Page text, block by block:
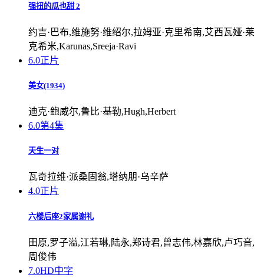
强扭的瓜也甜 2
约吉·巴布,维施努·维绍尔,拉姆亚·克里希南,艾西瓦娅·莱
克希米,Karunas,Sreeja·Ravi
6.0正片
美女(1934)
迪克·鲍威尔,鲁比·基勒,Hugh,Herbert
6.0第4集
天生一对
瓦奇拉维·派桑固翁,塔纳朋·乌辛萨
4.0正片
六楼后座2家属谢礼
田原,罗子溢,江若琳,陆永,郑诗君,曾志伟,林嘉欣,卢巧音,
周俊伟
7.0HD中字